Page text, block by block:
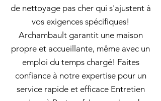
de nettoyage pas cher qui s'ajustent à
vos exigences spécifiques!
Archambault garantit une maison
propre et accueillante, même avec un
emploi du temps chargé! Faites
confiance à notre expertise pour un
service rapide et efficace Entretien